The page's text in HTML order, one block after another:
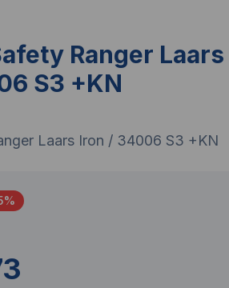
Ranger Laars
S3 +KN
Laars Iron / 34006 S3 +KN
%